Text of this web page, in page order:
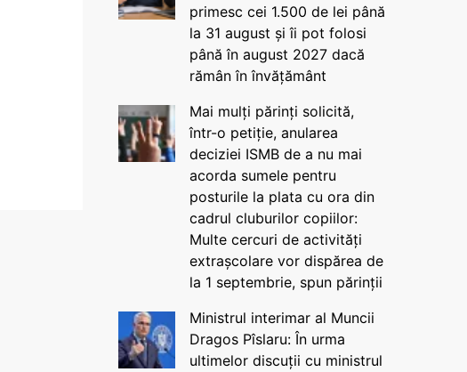
primesc cei 1.500 de lei până
la 31 august și îi pot folosi
până în august 2027 dacă
rămân în învățământ
Mai mulți părinți solicită,
într-o petiție, anularea
deciziei ISMB de a nu mai
acorda sumele pentru
posturile la plata cu ora din
cadrul cluburilor copiilor:
Multe cercuri de activități
extrașcolare vor dispărea de
la 1 septembrie, spun părinții
Ministrul interimar al Muncii
Dragos Pîslaru: În urma
ultimelor discuții cu ministrul